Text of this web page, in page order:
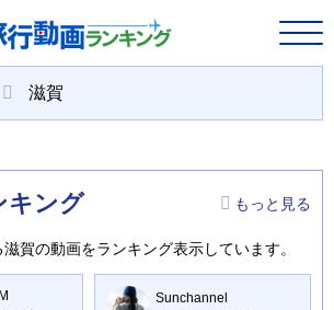
滋賀
キング
もっと見る
賀の動画をランキング表示しています。
Sunchannel